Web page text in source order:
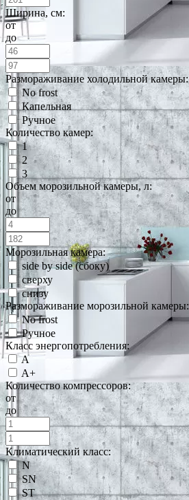
Ширина, см:
от
до
Размораживание холодильной камеры:
No frost
Капельная
Ручное
Количество камер:
1
2
3
Объем морозильной камеры, л:
от
до
Морозильная камера:
side by side (сбоку)
сверху
снизу
Размораживание морозильной камеры:
No frost
Ручное
Класс энергопотребления:
A
A+
Количество компрессоров:
от
до
Климатический класс:
N
SN
ST